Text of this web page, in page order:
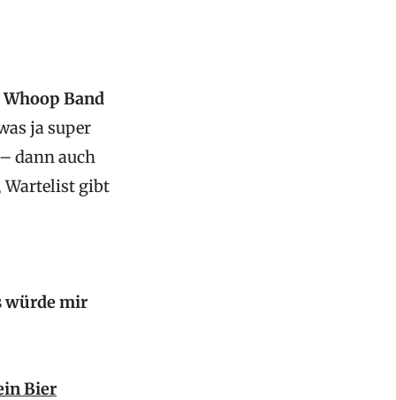
Whoop Band
ja super
dann auch
Wartelist gibt
würde mir
Bier